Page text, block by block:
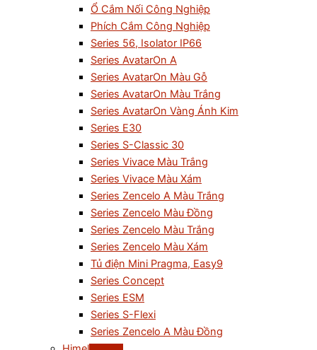
Ổ Cắm Nối Công Nghiệp
Phích Cắm Công Nghiệp
Series 56, Isolator IP66
Series AvatarOn A
Series AvatarOn Màu Gỗ
Series AvatarOn Màu Trắng
Series AvatarOn Vàng Ánh Kim
Series E30
Series S-Classic 30
Series Vivace Màu Trắng
Series Vivace Màu Xám
Series Zencelo A Màu Trắng
Series Zencelo Màu Đồng
Series Zencelo Màu Trắng
Series Zencelo Màu Xám
Tủ điện Mini Pragma, Easy9
Series Concept
Series ESM
Series S-Flexi
Series Zencelo A Màu Đồng